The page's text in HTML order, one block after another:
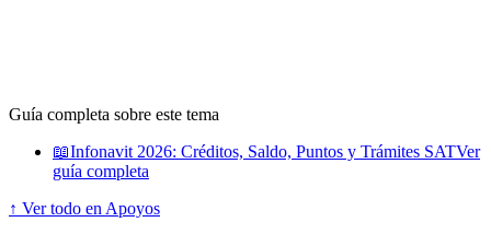
Guía completa sobre este tema
📖Infonavit 2026: Créditos, Saldo, Puntos y Trámites SATVer
guía completa
↑ Ver todo en Apoyos